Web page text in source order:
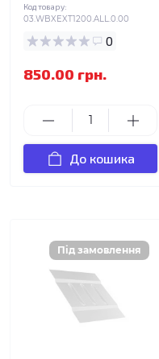
Код товару:
03.WBXEXT1200.ALL.0.00
0
850.00 грн.
До кошика